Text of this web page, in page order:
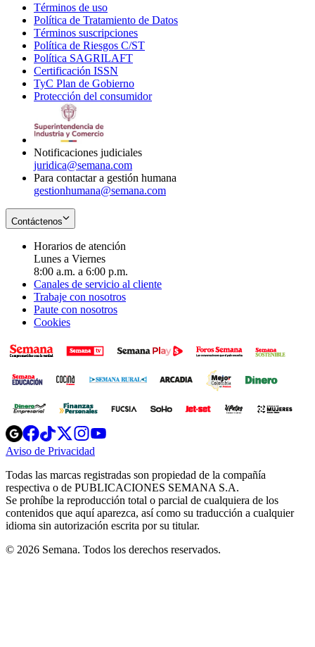
Términos de uso
in
new
window
Política de Tratamiento de Datos
Términos suscripciones
in
Política de Riesgos C/ST
Política SAGRILAFT
new
window
Certificación ISSN
in
new
TyC Plan de Gobierno
in
Protección del consumidorOpens
Notificaciones judiciales
juridica@semana.com
Para contactar a gestión humana
gestionhumana@semana.com
Contáctenos
Horarios de atención
Lunes a Viernes
8:00 a.m. a 6:00 p.m.
Canales de servicio al cliente
Trabaje con nosotros
Paute con nosotros
Cookies
Opens
in
new
Opens
in
new
Opens
in
new
window
Opens
new
windowwindow
Aviso de Privacidad
new
window
Todas las marcas registradas son propiedad de la compañía
respectiva o de PUBLICACIONES SEMANA S.A.
Se prohíbe la reproducción total o parcial de cualquiera de los
contenidos que aquí aparezca, así como su traducción a cualquier
idioma sin autorización escrita por su titular.
© 2026 Semana. Todos los derechos reservados.